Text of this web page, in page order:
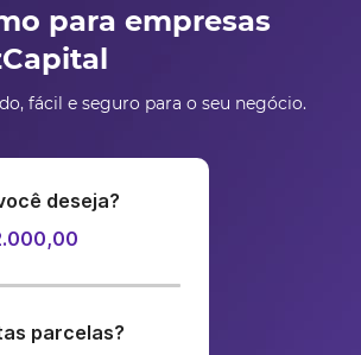
para empresas
fácil e seguro para o seu negócio.
deseja?
parcelas?